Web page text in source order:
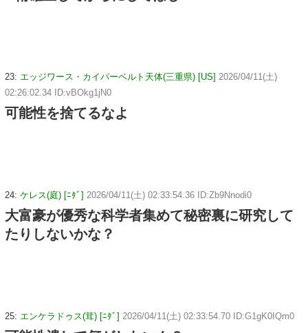
23: エッジワース・カイパーベルト天体(三重県) [US] 2026/04/11(土)
02:26:02.34 ID:vBOkg1jN0
可能性を捨てるなよ
24: ケレス(庭) [ﾆﾀﾞ] 2026/04/11(土) 02:33:54.36 ID:Zb9Nnodi0
大富豪が優秀な科学者集めて秘密裏に研究して
たりしないかな？
25: エンケラドゥス(茸) [ﾆﾀﾞ] 2026/04/11(土) 02:33:54.70 ID:G1gK0IQm0